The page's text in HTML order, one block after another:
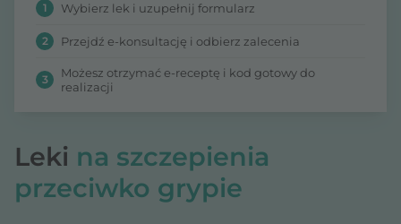
1 Wybierz lek i uzupełnij formularz
2 Przejdź e-konsultację i odbierz zalecenia
3
Możesz otrzymać e-receptę i kod gotowy do
realizacji
Leki na szczepienia
przeciwko grypie